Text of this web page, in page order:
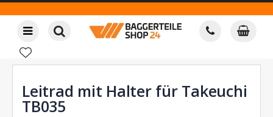
Leitrad mit Halter für Takeuchi
TB035